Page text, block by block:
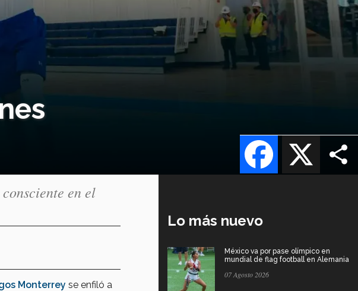
X
Facebook
en el
Monterrey se enfiló a
Lo más nuevo
México va por pase olímpico en
mundial de flag football en Alemania
07 Agosto 2026